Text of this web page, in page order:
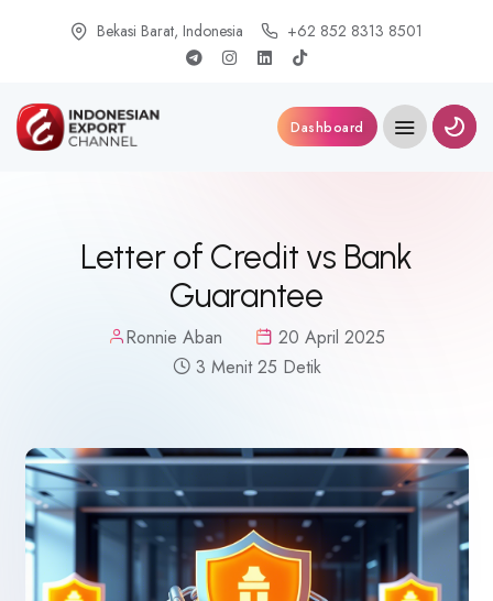
Bekasi Barat, Indonesia +62 852 8313 8501
Dashboard
Letter of Credit vs Bank
Guarantee
Ronnie Aban
20 April 2025
3 Menit 25 Detik